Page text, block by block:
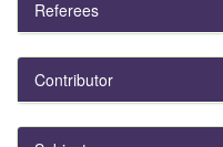
Referees
Contributor